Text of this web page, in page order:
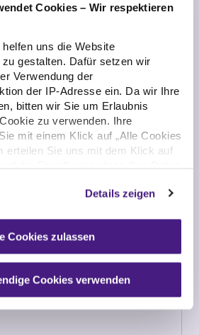
Cookies – Wir respektieren
uns die Website
gestalten. Dafür setzen wir
Verwendung der
der IP-Adresse ein. Da wir Ihre
bitten wir Sie um Erlaubnis
zu verwenden. Ihre
mit einem Klick auf „Alle Cookies
erteilen Sie uns mit dem Klick auf
verarbeitet werden und
kann. Umfassende
Sie in unserer
Sie können Ihre Einwilligung
Cookies verwenden“.
Nutzung unserer
Details zeigen
Cookies zulassen
Cookies verwenden